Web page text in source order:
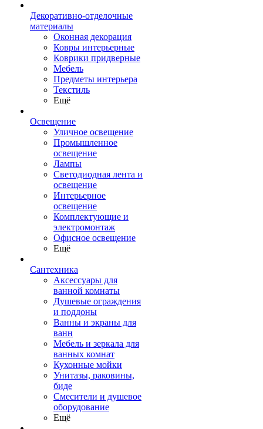
Декоративно-отделочные
материалы
Оконная декорация
Ковры интерьерные
Коврики придверные
Мебель
Предметы интерьера
Текстиль
Ещё
Освещение
Уличное освещение
Промышленное
освещение
Лампы
Светодиодная лента и
освещение
Интерьерное
освещение
Комплектующие и
электромонтаж
Офисное освещение
Ещё
Сантехника
Аксессуары для
ванной комнаты
Душевые ограждения
и поддоны
Ванны и экраны для
ванн
Мебель и зеркала для
ванных комнат
Кухонные мойки
Унитазы, раковины,
биде
Смесители и душевое
оборудование
Ещё